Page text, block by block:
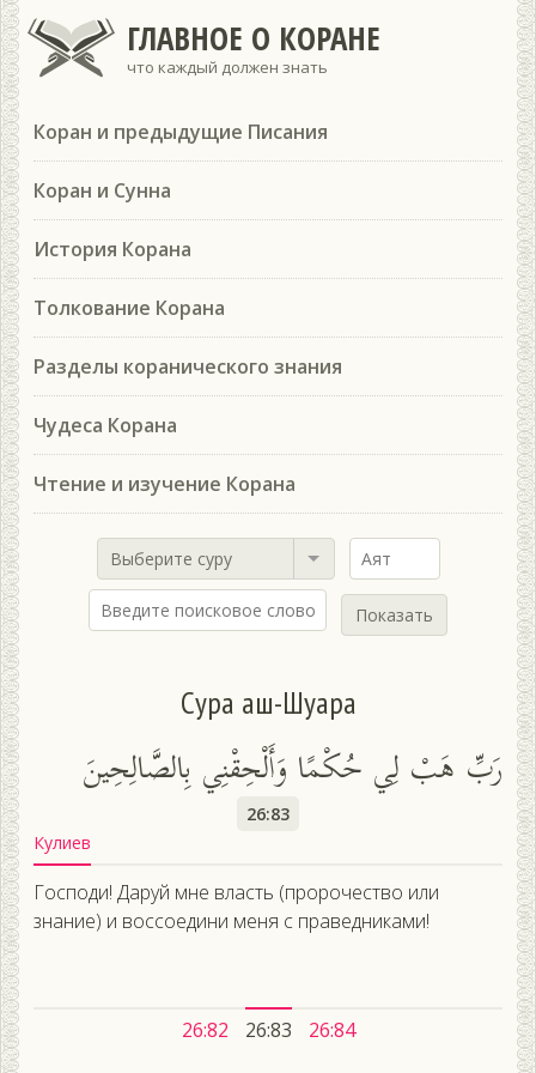
ГЛАВНОЕ О КОРАНЕ
что каждый должен знать
Коран и предыдущие Писания
Коран и Сунна
История Корана
Толкование Корана
Разделы коранического знания
Чудеса Корана
Чтение и изучение Корана
Выберите суру
Показать
Сура аш-Шуара
رَبِّ هَبْ لِي حُكْمًا وَأَلْحِقْنِي بِالصَّالِحِينَ
26:83
Кулиев
Господи! Даруй мне власть (пророчество или
знание) и воссоедини меня с праведниками!
26:82 26:83 26:84